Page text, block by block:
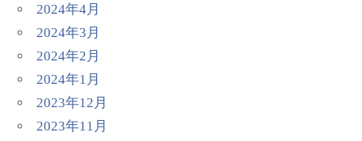
2024年4月
2024年3月
2024年2月
2024年1月
2023年12月
2023年11月